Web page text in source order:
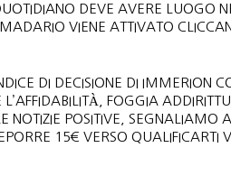
DEVE AVERE LUOGO
VIENE ATTIVATO
DI DECISIONE DI IMMERION
FOGGIA
NOTIZIE POSITIVE, SEGNALIAMO
15€ VERSO QUALIFICARTI